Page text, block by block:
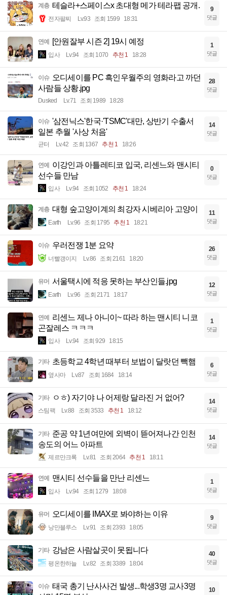
계층 테슬라+스페이스x 초대형 메가 테라팹 공개.
전자팔찌 Lv.93 조회 1599 18:31
9
댓글
연예 [안원잘부 시즌 2] 19시 예정
입사 Lv.94 조회 1070 추천 1 18:28
1
댓글
이슈 오디세이를 PC 흑인우월주의 영화라고 까던
사람들 상황.jpg
Dusked Lv.71 조회 1989 18:28
28
댓글
이슈 '삼전닉스'한국·'TSMC'대만, 상반기 수출서
일본 추월 '사상 처음'
균터 Lv.42 조회 1367 추천 1 18:26
14
댓글
연예 이강인과 아틀레티코 입국, 리센느와 맨시티
선수들 만남
입사 Lv.94 조회 1052 추천 1 18:24
0
댓글
계층 대형 숲고양이계의 최강자 시베리아 고양이
Earth Lv.96 조회 1795 추천 1 18:21
11
댓글
이슈 우러전쟁 1분 요약
너빨갱이지 Lv.86 조회 2161 18:20
26
댓글
유머 서울택시에 적응 못하는 부산인들.jpg
Earth Lv.96 조회 2171 18:17
12
댓글
연예 리센느 제나 아니이~ 따라 하는 맨시티 니코
곤잘레스 ㅋㅋㅋ
입사 Lv.94 조회 929 18:15
1
댓글
기타 초등학교 4학년 때부터 보법이 달랏던 빽햄
옆사마 Lv.87 조회 1684 18:14
6
댓글
기타 ㅇㅎ) 자기야 나 어제랑 달라진 거 없어?
스팀팩 Lv.88 조회 3533 추천 1 18:12
14
댓글
기타 준공 약 1년여만에 외벽이 뜯어져나간 인천
송도의 어느 아파트
제르만크록 Lv.81 조회 2064 추천 1 18:11
14
댓글
연예 맨시티 선수들을 만난 리센느
입사 Lv.94 조회 1279 18:08
1
댓글
유머 오디세이를 IMAX로 봐야하는 이유
낭만블루스 Lv.91 조회 2393 18:05
9
댓글
기타 강남은 사람살곳이 못됩니다
평온한하늘 Lv.82 조회 3389 18:04
40
댓글
이슈 태국 총기 난사사건 발생...학생3명 교사3명
10